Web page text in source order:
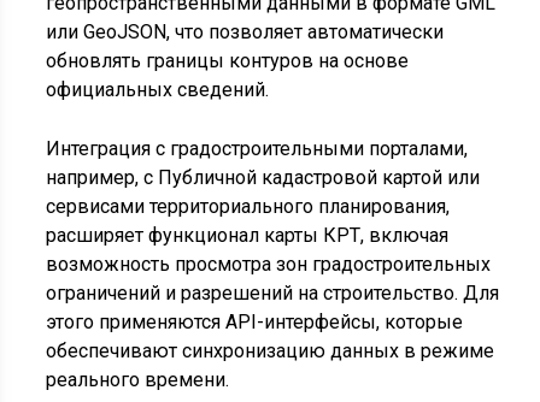
или GeoJSON, что позволяет автоматически
обновлять границы контуров на основе
официальных сведений.
Интеграция с градостроительными порталами,
например, с Публичной кадастровой картой или
сервисами территориального планирования,
расширяет функционал карты КРТ, включая
возможность просмотра зон градостроительных
ограничений и разрешений на строительство. Для
этого применяются API-интерфейсы, которые
обеспечивают синхронизацию данных в режиме
реального времени.